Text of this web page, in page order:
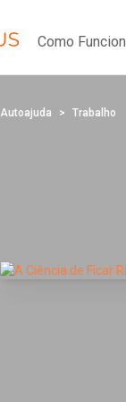
Como
Autoajuda Trabalho